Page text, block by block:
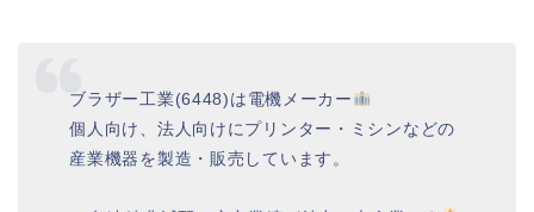
ブラザー工業(6448)は電機メーカー
個人向け、法人向けにプリンター・ミシンなどの
産業機器を製造・販売しています。